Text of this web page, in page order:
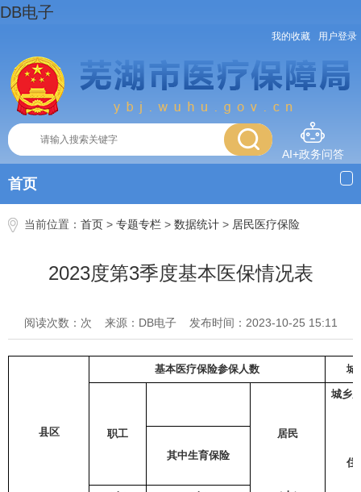
DB电子
我的收藏 用户登录
AI+政务问答
首页
当前位置： 首页 > 专题专栏 > 数据统计 > 居民医疗保险
2023度第3季度基本医保情况表
阅读次数：次 来源：DB电子 发布时间：2023-10-25 15:11
县区
基本医疗保险参保人数 城
职工 居民
城乡
其中生育保险
住